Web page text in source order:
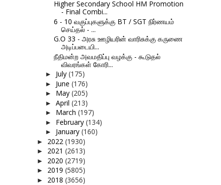
Higher Secondary School HM Promotion
- Final Combi...
6 - 10 வகுப்புகளுக்கு BT / SGT நிர்ணயம்
செய்தல் - ...
G.O 33 - அரசு ஊழியரின் வாரிசுக்கு கருணை
அடிப்படையி...
நீதிமன்ற அவமதிப்பு வழக்கு - கூடுதல்
விவரங்கள் கோரி...
► July (175)
► June (176)
► May (205)
► April (213)
► March (197)
► February (134)
► January (160)
► 2022 (1930)
► 2021 (2613)
► 2020 (2719)
► 2019 (5805)
► 2018 (3656)